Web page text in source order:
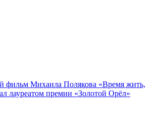
фильм Михаила Полякова «Время жить,
лауреатом премии «Золотой Орёл»